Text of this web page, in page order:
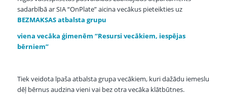
sadarbībā ar SIA “OnPlate” aicina vecākus pieteikties uz
BEZMAKSAS atbalsta grupu
viena vecāka ģimenēm “Resursi vecākiem, iespējas
bērniem”
Tiek veidota īpaša atbalsta grupa vecākiem, kuri dažādu iemeslu
dēļ bērnus audzina vieni vai bez otra vecāka klātbūtnes.